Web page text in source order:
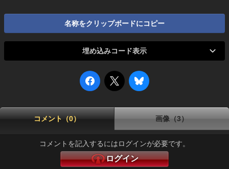
名称をクリップボードにコピー
埋め込みコード表示
コメント（0） 画像（3）
コメントを記入するにはログインが必要です。
ログイン